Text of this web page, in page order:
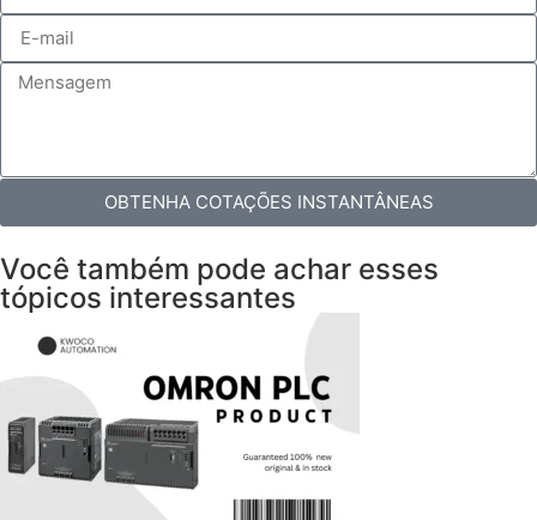
OBTENHA COTAÇÕES INSTANTÂNEAS
Você também pode achar esses
tópicos interessantes